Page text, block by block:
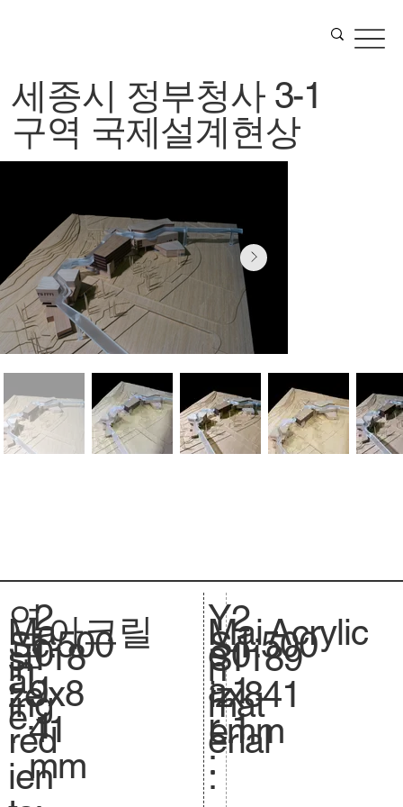
세종시 정부청사 3-1
구역 국제설계현상
연
도
:
2
0
1
1
Ma
in
ing
red
ien
Sc
al
e.
아크릴
1:500
si
ze
.
118
9x8
41
mm
Y
e
a
r
:
Mai
n
mat
erial
:
S
.
S
iz
e.
2
0
1
1
1:500
1189
x841
mm
Acrylic